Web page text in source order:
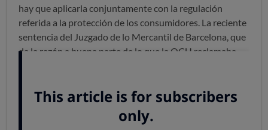
hay que aplicarla conjuntamente con la regulación
referida a la protección de los consumidores. La reciente
sentencia del Juzgado de lo Mercantil de Barcelona, que
da la razón a buena parte de lo que la OCU reclamaba
incrementos como nulas por el hecho de no permitir al
usuario resolver el contrato cuando el incremento de la
subida resulte desproporcionado en relación al precio